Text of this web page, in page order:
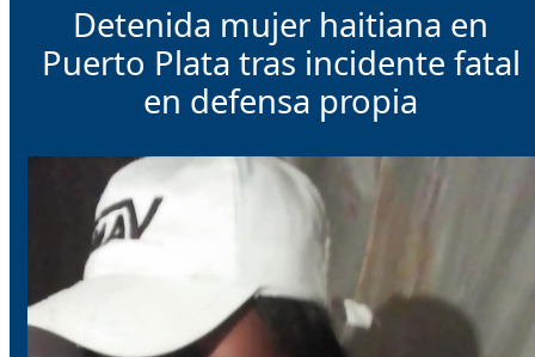
Detenida mujer haitiana en
Puerto Plata tras incidente fatal
en defensa propia